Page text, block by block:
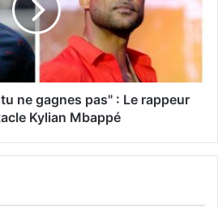
ne gagnes pas" : Le rappeur
Kylian Mbappé